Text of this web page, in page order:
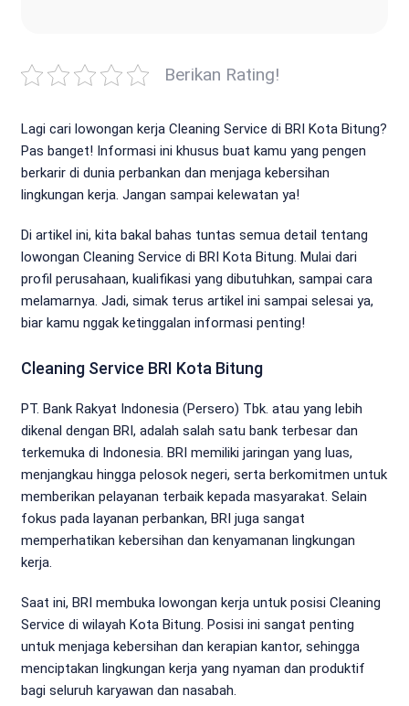
Berikan Rating!
Lagi cari lowongan kerja Cleaning Service di BRI Kota Bitung?
Pas banget! Informasi ini khusus buat kamu yang pengen
berkarir di dunia perbankan dan menjaga kebersihan
lingkungan kerja. Jangan sampai kelewatan ya!
Di artikel ini, kita bakal bahas tuntas semua detail tentang
lowongan Cleaning Service di BRI Kota Bitung. Mulai dari
profil perusahaan, kualifikasi yang dibutuhkan, sampai cara
melamarnya. Jadi, simak terus artikel ini sampai selesai ya,
biar kamu nggak ketinggalan informasi penting!
Cleaning Service BRI Kota Bitung
PT. Bank Rakyat Indonesia (Persero) Tbk. atau yang lebih
dikenal dengan BRI, adalah salah satu bank terbesar dan
terkemuka di Indonesia. BRI memiliki jaringan yang luas,
menjangkau hingga pelosok negeri, serta berkomitmen untuk
memberikan pelayanan terbaik kepada masyarakat. Selain
fokus pada layanan perbankan, BRI juga sangat
memperhatikan kebersihan dan kenyamanan lingkungan
kerja.
Saat ini, BRI membuka lowongan kerja untuk posisi Cleaning
Service di wilayah Kota Bitung. Posisi ini sangat penting
untuk menjaga kebersihan dan kerapian kantor, sehingga
menciptakan lingkungan kerja yang nyaman dan produktif
bagi seluruh karyawan dan nasabah.